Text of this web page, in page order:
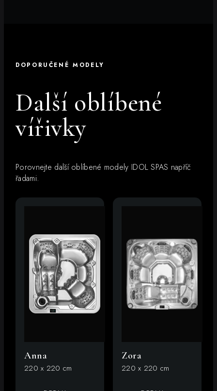
DOPORUČENÉ MODELY
Další oblíbené
vířivky
Porovnejte další oblíbené modely IDOL SPAS napříč
řadami.
Anna
220 x 220 cm
Zora
220 x 220 cm